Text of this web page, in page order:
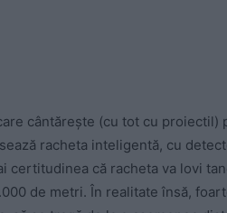
cântărește (cu tot cu proiectil)
racheta inteligentă, cu
certitudinea că racheta va lovi
de metri. În realitate însă,